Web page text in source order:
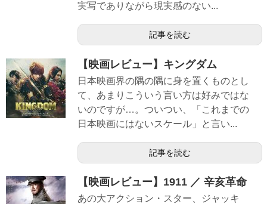
実写でありながら現実感のない...
記事を読む
【映画レビュー】キングダム
日本映画界の隅の隅に身を置くものとし
て、あまりこういう言い方は好みではな
いのですが…。ついつい、「これまでの
日本映画にはないスケール」と言い...
記事を読む
【映画レビュー】1911 ／ 辛亥革命
あの大アクション・スター、ジャッキ